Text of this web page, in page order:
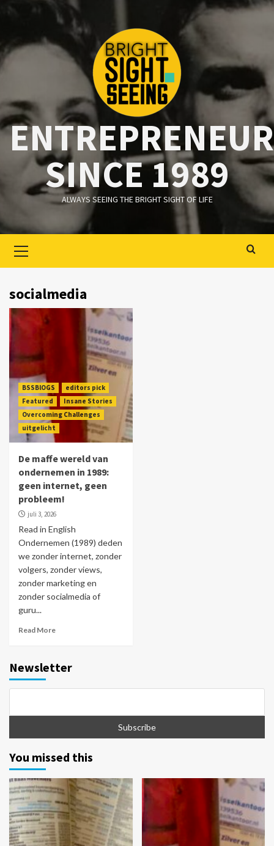
inhoud
SINCE 1989
ALWAYS SEEING THE BRIGHT SIGHT OF LIFE
menu
socialmedia
BSSBlOGS
editors pick
Featured
Insane Stories
Overcoming Challenges
uitgelicht
De maffe wereld van
ondernemen in 1989:
geen internet, geen
probleem!
juli 3, 2026
Read in English
Ondernemen (1989) deden
we zonder internet, zonder
volgers, zonder views,
zonder marketing en
zonder socialmedia of
guru...
Read More
Newsletter
You missed this